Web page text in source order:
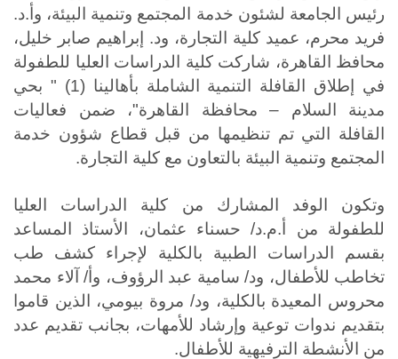
رئيس الجامعة لشئون خدمة المجتمع وتنمية البيئة، وأ.د.
فريد محرم، عميد كلية التجارة، ود. إبراهيم صابر خليل،
محافظ القاهرة، شاركت كلية
الدراسات العليا للطفولة
في إطلاق القافلة
التنمية الشاملة بأهالينا (1) " بحي
مدينة السلام – محافظة القاهرة"، ضمن فعاليات
القافلة التي تم تنظيمها من قبل قطاع شؤون خدمة
المجتمع وتنمية البيئة بالتعاون مع كلية التجارة.
وتكون الوفد المشارك من كلية الدراسات العليا
للطفولة من أ.م.د/ حسناء عثمان، الأستاذ المساعد
بقسم الدراسات الطبية بالكلية لإجراء كشف طب
تخاطب للأطفال، ود/ سامية عبد الرؤوف، وأ/ آلاء محمد
محروس المعيدة بالكلية، ود/ مروة بيومي، الذين قاموا
بتقديم ندوات توعية وإرشاد للأمهات، بجانب تقديم عدد
من الأنشطة الترفيهية للأطفال.